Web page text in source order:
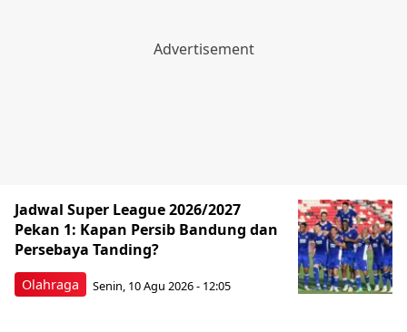
Olahraga
Jadwal Super League 2026/2027
Pekan 1: Kapan Persib Bandung dan
Persebaya Tanding?
Senin, 10 Agu 2026 - 12:05